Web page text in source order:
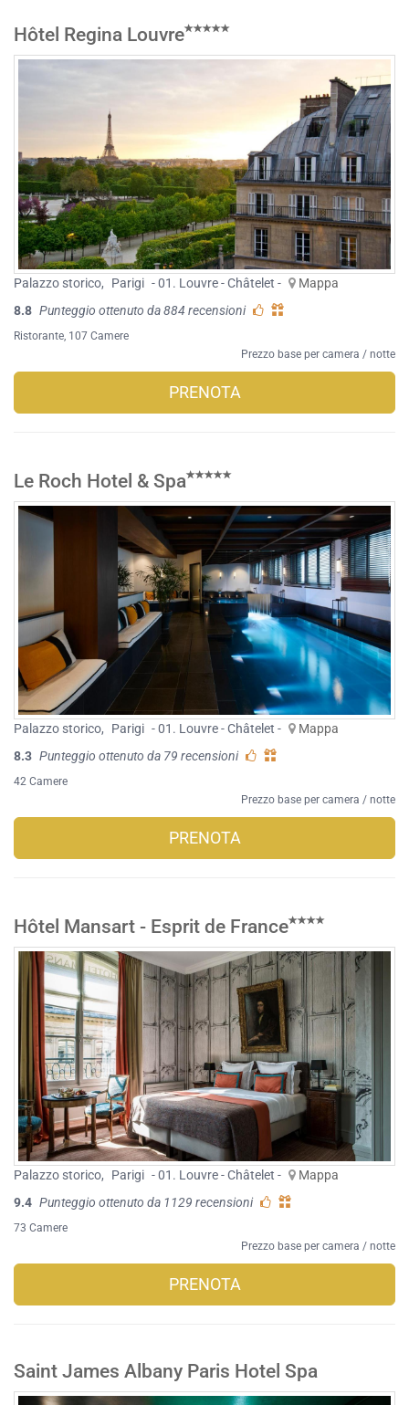
Hôtel Regina Louvre
Palazzo storico, Parigi - 01. Louvre - Châtelet -
Mappa
8.8 Punteggio ottenuto da 884 recensioni
Ristorante , 107 Camere
Prezzo base per camera / notte
PRENOTA
Le Roch Hotel & Spa
Palazzo storico, Parigi - 01. Louvre - Châtelet -
Mappa
8.3 Punteggio ottenuto da 79 recensioni
42 Camere
Prezzo base per camera / notte
PRENOTA
Hôtel Mansart - Esprit de France
Palazzo storico, Parigi - 01. Louvre - Châtelet -
Mappa
9.4 Punteggio ottenuto da 1129 recensioni
73 Camere
Prezzo base per camera / notte
PRENOTA
Saint James Albany Paris Hotel Spa